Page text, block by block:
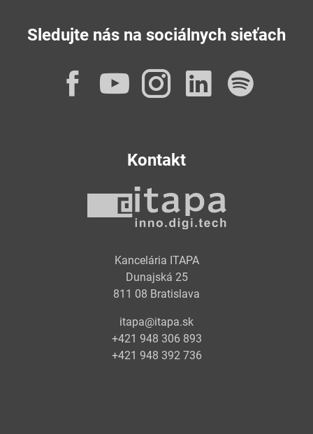
Sledujte nás na sociálnych sieťach
Facebook
YouTube
Instagram
Kontakt
Kancelária ITAPA
Dunajská 25
811 08 Bratislava
itapa@itapa.sk
+421 948 306 893
+421 948 392 736